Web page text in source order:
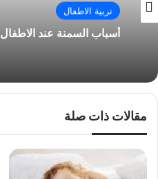
تربية الاطفال
أسباب السمنة عند الاطفال
مقالات ذات صلة